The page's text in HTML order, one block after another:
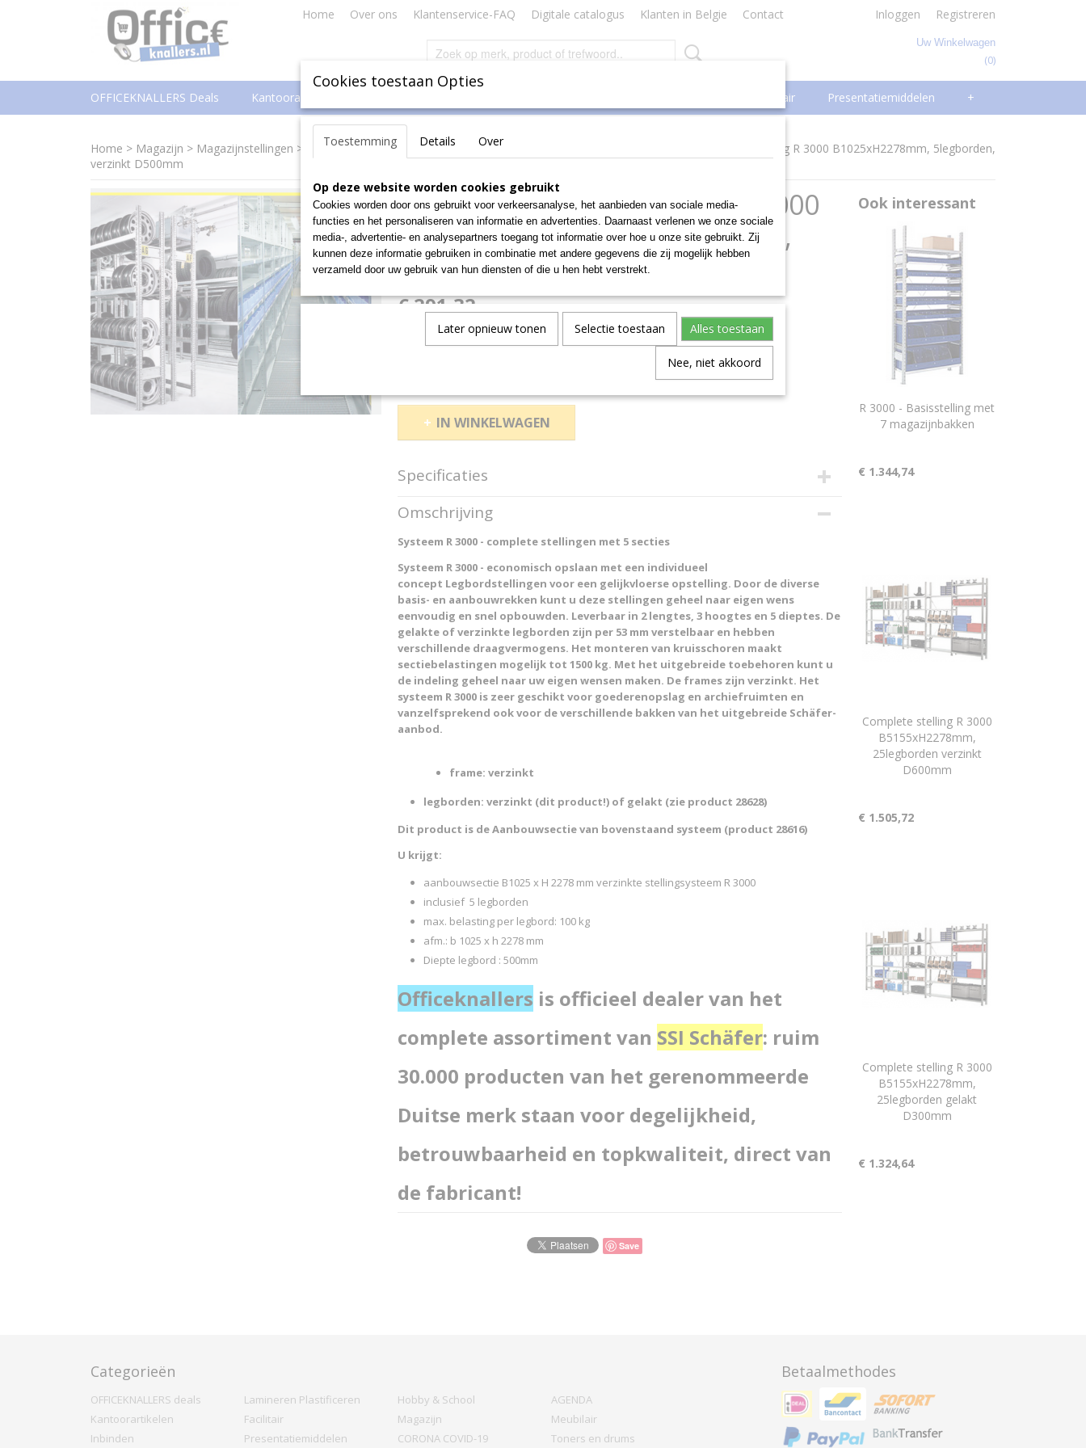
Home Over ons Klantenservice-FAQ Digitale catalogus Klanten in Belgie Contact Inloggen Registreren
Uw Winkelwagen
(0)
OFFICEKNALLERS Deals Kantoorartikelen Facilitair Presentatiemiddelen +
Home > Magazijn > Magazijnstellingen > Legbord-stellingen Stellingsysteem-r-3000
Aanbouweenheid Stelling R 3000 B1025xH2278mm, 5legborden,
verzinkt D500mm
Aanbouweenheid Stelling R 3000
B1025xH2278mm, 5legborden,
verzinkt D500mm
€ 291,32 (exclusief btw 21%)
Aantal
IN WINKELWAGEN
Specificaties
Productcode
Productcode leverancier
Omschrijving
Systeem R 3000 - complete stellingen met 5 secties
Systeem R 3000 - economisch opslaan met een individueel
concept Legbordstellingen voor een gelijkvloerse opstelling. Door de diverse
basis- en aanbouwrekken kunt u deze stellingen geheel naar eigen wens
eenvoudig en snel opbouwden. Leverbaar in 2 lengtes, 3 hoogtes en 5 dieptes. De
gelakte of verzinkte legborden zijn per 53 mm verstelbaar en hebben
verschillende draagvermogens. Het monteren van kruisschoren maakt
sectiebelastingen mogelijk tot 1500 kg. Met het uitgebreide toebehoren kunt u
de indeling geheel naar uw eigen wensen maken. De frames zijn verzinkt. Het
systeem R 3000 is zeer geschikt voor goederenopslag en archiefruimten en
vanzelfsprekend ook voor de verschillende bakken van het uitgebreide Schäfer-
aanbod.
frame: verzinkt
legborden: verzinkt (dit product!) of gelakt (zie product 28628)
Dit product is de Aanbouwsectie van bovenstaand systeem (product 28616)
U krijgt:
aanbouwsectie B1025 x H 2278 mm verzinkte stellingsysteem R 3000
inclusief 5 legborden
max. belasting per legbord: 100 kg
afm.: b 1025 x h 2278 mm
Diepte legbord : 500mm
Officeknallers is officieel dealer van het
complete assortiment van SSI Schäfer: ruim
30.000 producten van het gerenommeerde
Duitse merk staan voor degelijkheid,
betrouwbaarheid en topkwaliteit, direct van
de fabricant!
Save
Ook interessant
R 3000 - Basisstelling met
7 magazijnbakken
€ 1.344,74
Complete stelling R 3000
B5155xH2278mm,
25legborden verzinkt
D600mm
€ 1.505,72
Complete stelling R 3000
B5155xH2278mm,
25legborden gelakt
D300mm
€ 1.324,64
Categorieën
OFFICEKNALLERS deals
Kantoorartikelen
Inbinden
Lamineren Plastificeren
Facilitair
Presentatiemiddelen
Hobby & School
Magazijn
CORONA COVID-19
AGENDA
Meubilair
Toners en drums
Betaalmethodes
Cookies toestaan Opties
Toestemming Details Over
Op deze website worden cookies gebruikt
Cookies worden door ons gebruikt voor verkeersanalyse, het aanbieden van sociale media-
functies en het personaliseren van informatie en advertenties. Daarnaast verlenen we onze sociale
media-, advertentie- en analysepartners toegang tot informatie over hoe u onze site gebruikt. Zij
kunnen deze informatie gebruiken in combinatie met andere gegevens die zij mogelijk hebben
verzameld door uw gebruik van hun diensten of die u hen hebt verstrekt.
Later opnieuw tonen Selectie toestaan Alles toestaan
Nee, niet akkoord